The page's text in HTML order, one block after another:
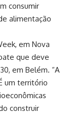
consumir
alimentação
em Nova
que deve
em Belém. “A
um território
construir